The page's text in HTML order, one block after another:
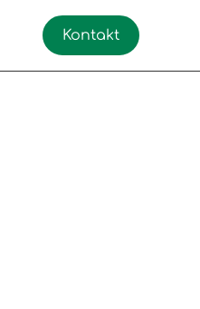
Kontakt